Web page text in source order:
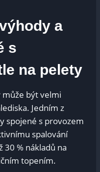
a
s
na pelety
být velmi
Jedním z
spojené s provozem
spalování
% nákladů na
topením.